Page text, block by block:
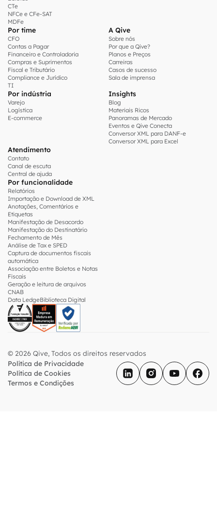
CTe
NFCe e CFe-SAT
MDFe
Por time
CFO
Contas a Pagar
Financeiro e Controladoria
Compras e Suprimentos
Fiscal e Tributário
Compliance e Jurídico
TI
A Qive
Sobre nós
Por que a Qive?
Planos e Preços
Carreiras
Casos de sucesso
Sala de imprensa
Por indústria
Varejo
Logística
E-commerce
Insights
Blog
Materiais Ricos
Panoramas de Mercado
Eventos e Qive Conecta
Conversor XML para DANF-e
Conversor XML para Excel
Atendimento
Contato
Canal de escuta
Central de ajuda
Por funcionalidade
Relatórios
Importação e Download de XML
Anotações, Comentários e
Etiquetas
Manifestação de Desacordo
Manifestação do Destinatário
Fechamento de Mês
Análise de Tax e SPED
Captura de documentos fiscais
automática
Associação entre Boletos e Notas
Fiscais
Geração e leitura de arquivos
CNAB
Data LedgeBiblioteca Digital
© 2026 Qive, Todos os direitos reservados
Política de Privacidade
Política de Cookies
Termos e Condições